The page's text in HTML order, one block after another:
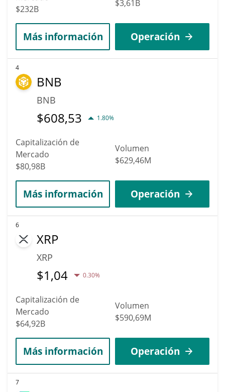
$232B
$3,61B
Más información Operación
4
BNB
BNB
$608,53 1.80%
Capitalización de
Mercado
$80,98B
Volumen
$629,46M
Más información Operación
6
XRP
XRP
$1,04 0.30%
Capitalización de
Mercado
$64,92B
Volumen
$590,69M
Más información Operación
7